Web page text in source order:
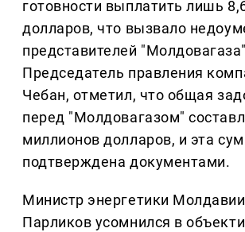
готовности выплатить лишь
долларов, что вызвало
представителей
Председатель правления
Чебан, отметил, что общая
перед "Молдовагазом"
миллионов долларов, и эта
подтверждена документами.
Министр энергетики
Парликов усомнился в